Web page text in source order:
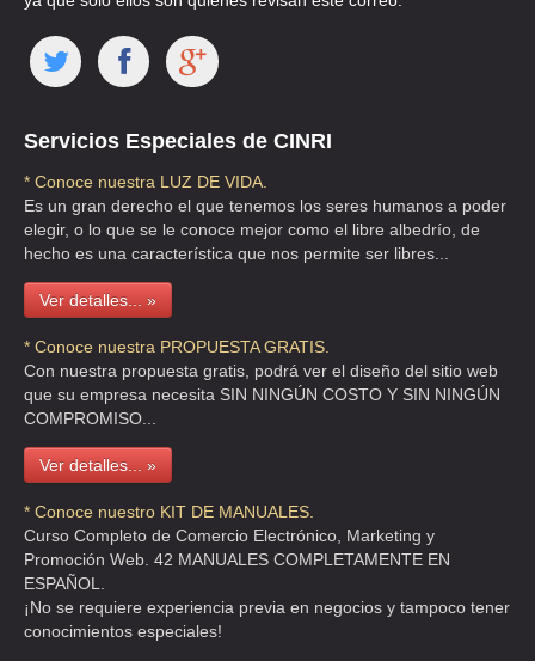
Servicios Especiales de CINRI
* Conoce nuestra LUZ DE VIDA.
Es un gran derecho el que tenemos los seres humanos a poder
elegir, o lo que se le conoce mejor como el libre albedrío, de
hecho es una característica que nos permite ser libres...
Ver detalles... »
* Conoce nuestra PROPUESTA GRATIS.
Con nuestra propuesta gratis, podrá ver el diseño del sitio web
que su empresa necesita SIN NINGÚN COSTO Y SIN NINGÚN
COMPROMISO...
Ver detalles... »
* Conoce nuestro KIT DE MANUALES.
Curso Completo de Comercio Electrónico, Marketing y
Promoción Web. 42 MANUALES COMPLETAMENTE EN
ESPAÑOL.
¡No se requiere experiencia previa en negocios y tampoco tener
conocimientos especiales!